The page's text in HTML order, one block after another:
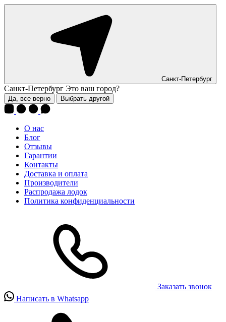
Санкт-Петербург
Санкт-Петербург Это ваш город?
Да, все верно Выбрать другой
О нас
Блог
Отзывы
Гарантии
Контакты
Доставка и оплата
Производители
Распродажа лодок
Политика конфиденциальности
Заказать звонок
Написать в Whatsapp